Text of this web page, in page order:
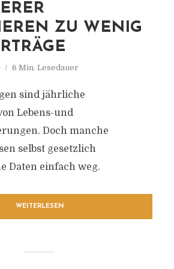
ZU WENIG
6 Min. Lesedauer
sind jährliche
Lebens-und
Doch manche
selbst gesetzlich
Daten einfach weg.
WEITERLESEN